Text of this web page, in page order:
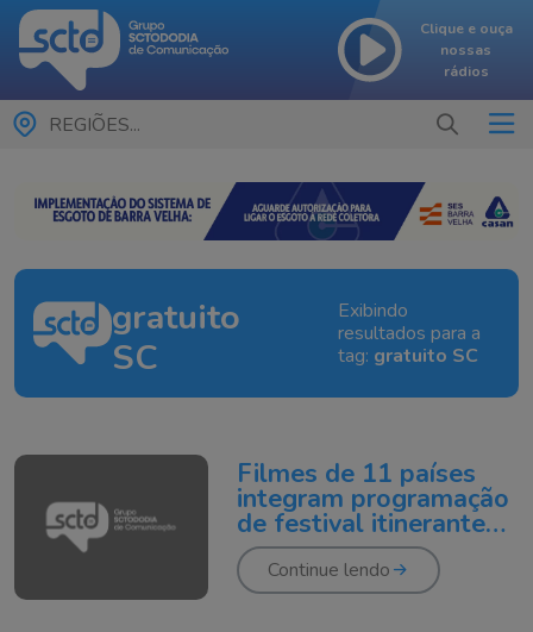
Clique e ouça
nossas
rádios
REGIÕES...
gratuito
SC
Exibindo
resultados para a
tag: gratuito SC
Filmes de 11 países
integram programação
de festival itinerante
gratuito em SC
Continue lendo